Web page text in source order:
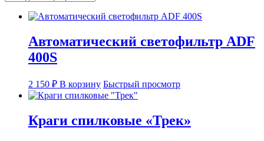
Автоматический светофильтр ADF
400S
2 150 ₽ В корзину Быстрый просмотр
Краги спилковые «Трек»